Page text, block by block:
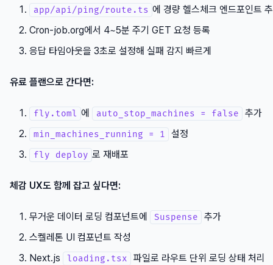
app/api/ping/route.ts 에 경량 헬스체크 엔드포인트
Cron-job.org에서 4~5분 주기 GET 요청 등록
응답 타임아웃을 3초로 설정해 실패 감지 빠르게
유료 플랜으로 간다면:
fly.toml 에 auto_stop_machines = false 추가
min_machines_running = 1 설정
fly deploy 로 재배포
체감 UX도 함께 잡고 싶다면:
무거운 데이터 로딩 컴포넌트에 Suspense
추가
스켈레톤 UI 컴포넌트 작성
Next.js
loading.tsx 파일로 라우트 단위 로딩 상태 처리